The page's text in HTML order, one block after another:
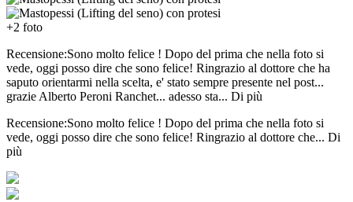
+2 foto
Recensione:Sono molto felice ! Dopo del prima che nella foto si
vede, oggi posso dire che sono felice! Ringrazio al dottore che ha
saputo orientarmi nella scelta, e' stato sempre presente nel post...
grazie Alberto Peroni Ranchet... adesso sta... Di più
Recensione:Sono molto felice ! Dopo del prima che nella foto si
vede, oggi posso dire che sono felice! Ringrazio al dottore che... Di
più